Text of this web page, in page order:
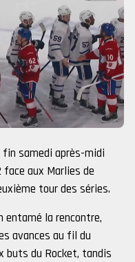
fin samedi après-midi
aux Marlies de
tour des séries.
entamé la rencontre,
avances au fil du
buts du Rocket, tandis